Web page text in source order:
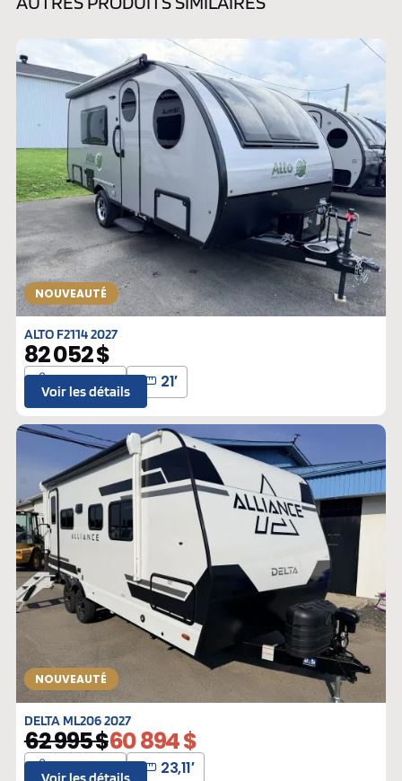
NOUVEAUTÉ
ALTO F2114 2027
82 052 $
2343 lbs 21′
Neufs
Voir les détails
NOUVEAUTÉ
DELTA ML206 2027
62 995 $60 894 $
4992 lbs 23,11′
Voir les détails